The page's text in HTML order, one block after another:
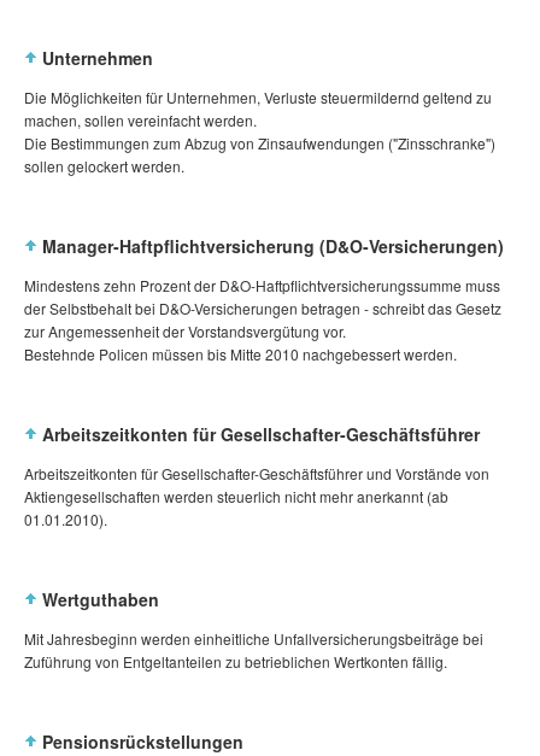
Unternehmen
Die Möglichkeiten für Unternehmen, Verluste steuermildernd geltend zu
machen, sollen vereinfacht werden.
Die Bestimmungen zum Abzug von Zinsaufwendungen ("Zinsschranke")
sollen gelockert werden.
Manager-Haftpflichtversicherung (D&O-Versicherungen)
Mindestens zehn Prozent der D&O-Haftpflichtversicherungssumme muss
der Selbstbehalt bei D&O-Versicherungen betragen - schreibt das Gesetz
zur Angemessenheit der Vorstandsvergütung vor.
Bestehnde Policen müssen bis Mitte 2010 nachgebessert werden.
Arbeitszeitkonten für Gesellschafter-Geschäftsführer
Arbeitszeitkonten für Gesellschafter-Geschäftsführer und Vorstände von
Aktiengesellschaften werden steuerlich nicht mehr anerkannt (ab
01.01.2010).
Wertguthaben
Mit Jahresbeginn werden einheitliche Unfallversicherungsbeiträge bei
Zuführung von Entgeltanteilen zu betrieblichen Wertkonten fällig.
Pensionsrückstellungen